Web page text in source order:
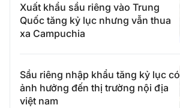
Xuất khẩu sầu riêng vào Trung
Quốc tăng kỷ lục nhưng vẫn thua
xa Campuchia
Sầu riêng nhập khẩu tăng kỷ lục có
ảnh hưởng đến thị trường nội địa
việt nam